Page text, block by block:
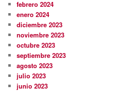
febrero 2024
enero 2024
diciembre 2023
noviembre 2023
octubre 2023
septiembre 2023
agosto 2023
julio 2023
junio 2023